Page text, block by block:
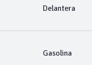
Delantera
Gasolina